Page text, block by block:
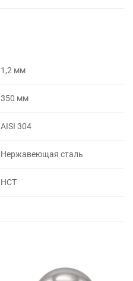
1,2 мм
350 мм
AISI 304
Нержавеющая сталь
НСТ